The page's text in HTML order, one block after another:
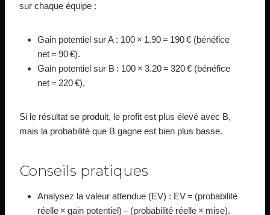
sur chaque équipe :
Gain potentiel sur A : 100 × 1.90 = 190 € (bénéfice
net = 90 €).
Gain potentiel sur B : 100 × 3.20 = 320 € (bénéfice
net = 220 €).
Si le résultat se produit, le profit est plus élevé avec B,
mais la probabilité que B gagne est bien plus basse.
Conseils pratiques
Analysez la valeur attendue (EV) : EV = (probabilité
réelle × gain potentiel) – (probabilité réelle × mise).